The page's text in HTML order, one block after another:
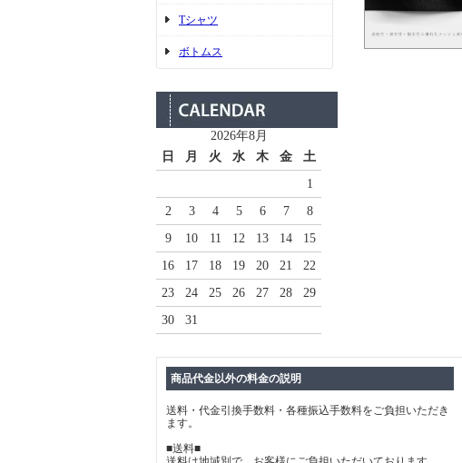
Tシャツ
ボトムス
2026年8月
日
月 火 水 木 金
土
1
2
3 4 5 6 7
8
9
10 11 12 13 14
15
16
17 18 19 20 21
22
23
24 25 26 27 28
29
30
31
商品代金以外の料金の説明
送料・代金引換手数料・各種振込手数料をご負担いただき
ます。
■送料■